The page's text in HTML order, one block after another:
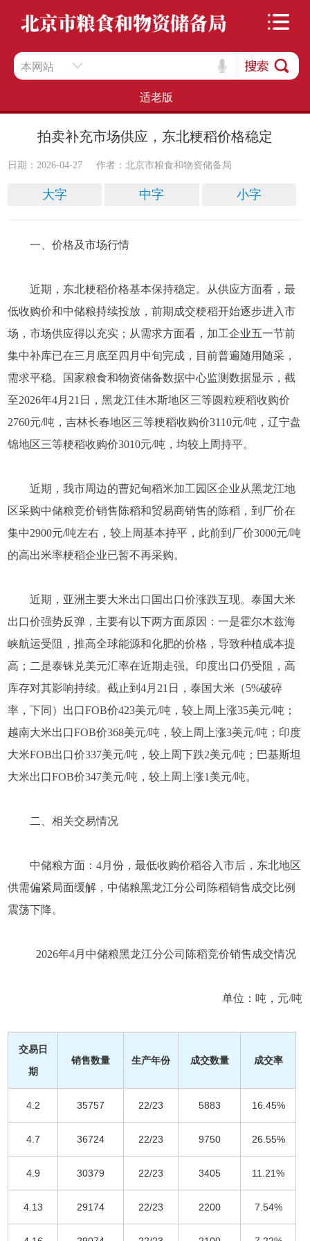
本网站
适老版
拍卖补充市场供应，东北粳稻价格稳定
日期：2026-04-27 作者：​北京市粮食和物资储备局
大字 中字 小字
一、价格及市场行情
近期，东北粳稻价格基本保持稳定。从供应方面看，最
低收购价和中储粮持续投放，前期成交粳稻开始逐步进入市
场，市场供应得以充实；从需求方面看，加工企业五一节前
集中补库已在三月底至四月中旬完成，目前普遍随用随采，
需求平稳。国家粮食和物资储备数据中心监测数据显示，截
至2026年4月21日，黑龙江佳木斯地区三等圆粒粳稻收购价
2760元/吨，吉林长春地区三等粳稻收购价3110元/吨，辽宁盘
锦地区三等粳稻收购价3010元/吨，均较上周持平。
近期，我市周边的曹妃甸稻米加工园区企业从黑龙江地
区采购中储粮竞价销售陈稻和贸易商销售的陈稻，到厂价在
集中2900元/吨左右，较上周基本持平，此前到厂价3000元/吨
的高出米率粳稻企业已暂不再采购。
近期，亚洲主要大米出口国出口价涨跌互现。泰国大米
出口价强势反弹，主要有以下两方面原因：一是霍尔木兹海
峡航运受阻，推高全球能源和化肥的价格，导致种植成本提
高；二是泰铢兑美元汇率在近期走强。印度出口仍受阻，高
库存对其影响持续。截止到4月21日，泰国大米（5%破碎
率，下同）出口FOB价423美元/吨，较上周上涨35美元/吨；
越南大米出口FOB价368美元/吨，较上周上涨3美元/吨；印度
大米FOB出口价337美元/吨，较上周下跌2美元/吨；巴基斯坦
大米出口FOB价347美元/吨，较上周上涨1美元/吨。
二、相关交易情况
中储粮方面：4月份，最低收购价稻谷入市后，东北地区
供需偏紧局面缓解，中储粮黑龙江分公司陈稻销售成交比例
震荡下降。
2026年4月中储粮黑龙江分公司陈稻竞价销售成交情况
单位：吨，元/吨
交易日
期
销售数量 生产年份 成交数量 成交率
4.2 35757 22/23 5883 16.45%
4.7 36724 22/23 9750 26.55%
4.9 30379 22/23 3405 11.21%
4.13 29174 22/23 2200 7.54%